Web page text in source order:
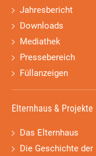
Jahresbericht
Downloads
Mediathek
Pressebereich
Füllanzeigen
Elternhaus & Projekte
Das Elternhaus
Die Geschichte